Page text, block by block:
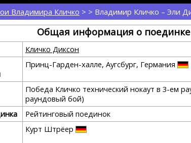
Владимира Кличко > > Владимир Кличко – Эли
Общая информация о поединке
Кличко Диксон
Принц-Гарден-халле, Аугсбург, Германия
Победа Кличко технический нокаут в 3-ем
раундовый бой)
Рейтинговый поединок
Курт Штрёер